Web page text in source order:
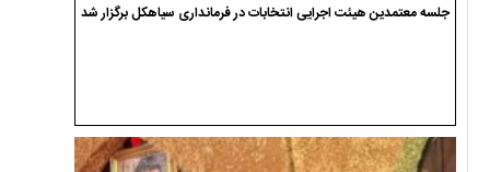
جلسه معتمدین هیئت اجرایی انتخابات در فرمانداری سیاهکل برگزار شد